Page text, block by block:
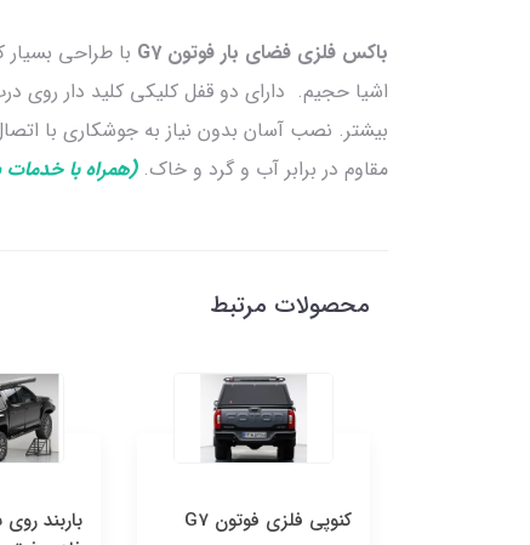
باکس فلزی فضای بار فوتون G7
با طراحی بسیار
اشیا حجیم. دارای دو قفل کلیکی کلید دار روی
بیشتر. نصب آسان بدون نیاز به جوشکاری با
مقاوم در برابر آب و گرد و خاک.(همراه با
محصولات مرتبط
کنوپی فلزی فوتون G7
باربند روی سوپر کنوپی